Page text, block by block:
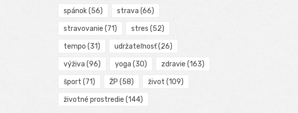
spánok(56) strava (66)
stravovanie (71) stres (52)
tempo (31) udržateľnosť(26)
výživa (96) yoga (30) zdravie (163)
šport (71) ŽP (58) život (109)
životné prostredie (144)